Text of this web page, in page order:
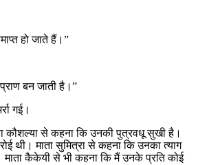
हो जाते हैं।”
बन जाती है।”
गई।
कौशल्या से कहना कि उनकी पुत्रवधू सुखी है।
थी। माता सुमित्रा से कहना कि उनका त्याग
कैकेयी से भी कहना कि मैं उनके प्रति कोई